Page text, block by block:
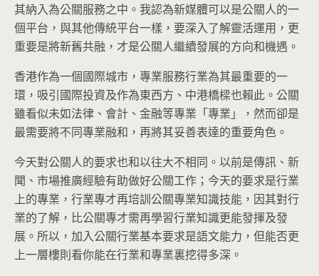
其納入為公關服務之中。我認為新媒體可以是公關人的一
個平台，與其他傳統平台一樣，要深入了解靈活運用，更
重要是將新舊共融，才是公關人繼續發展的方向和機遇。
香港作為一個國際城市，專業服務行業為其最重要的一
環，吸引國際投資及作為東西方、中港橋樑也賴此。公關
雖看似未如法律、會計、金融等專業「專業」，然而卻是
最需要將不同專業融和，再將其妥善表達的重要角色。
今天對公關人的要求也和以往大不相同。以前是傳訊、新
聞、市場推廣經驗有助做好公關工作；今天的要求是行業
上的專業，行業專才再培訓公關專業知識技能，因其對行
業的了解，比公關專才需再學習行業知識更能發揮及發
展。所以，加入公關行業基本要求是語文能力，但能否更
上一層樓則看你能在行業和專業裏挖得多深。